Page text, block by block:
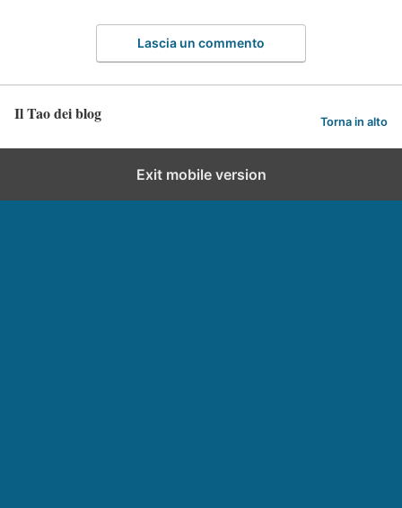
Lascia un commento
Il Tao dei blog Torna in alto
Exit mobile version